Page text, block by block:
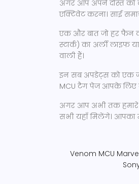
अगर आप अपने दोस्त को
एक्टिवेट करना। साई
एक और बात जो हर फैन
स्टार्क) का अर्ली लाइफ
वाली हैं।
इन सब अपडेट्स को एक
MCU टैग पेज आपके लिए
अगर आप अभी तक हमारे
सभी यहाँ मिलेंगे। आपका
Venom MCU